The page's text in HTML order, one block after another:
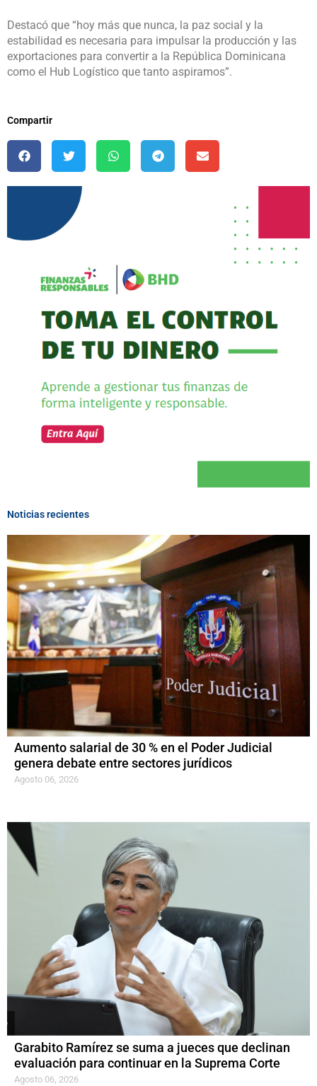
Destacó que “hoy más que nunca, la paz social y la
estabilidad es necesaria para impulsar la producción y las
exportaciones para convertir a la República Dominicana
como el Hub Logístico que tanto aspiramos”.
Compartir
Noticias recientes
Aumento salarial de 30 % en el Poder Judicial
genera debate entre sectores jurídicos
Agosto 06, 2026
Garabito Ramírez se suma a jueces que declinan
evaluación para continuar en la Suprema Corte
Agosto 06, 2026